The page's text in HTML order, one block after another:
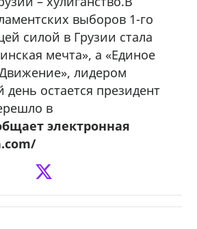
выборов 1-го
силой в Грузии стала
мечта», а «Единое
лидером
день остается президент
в
электронная